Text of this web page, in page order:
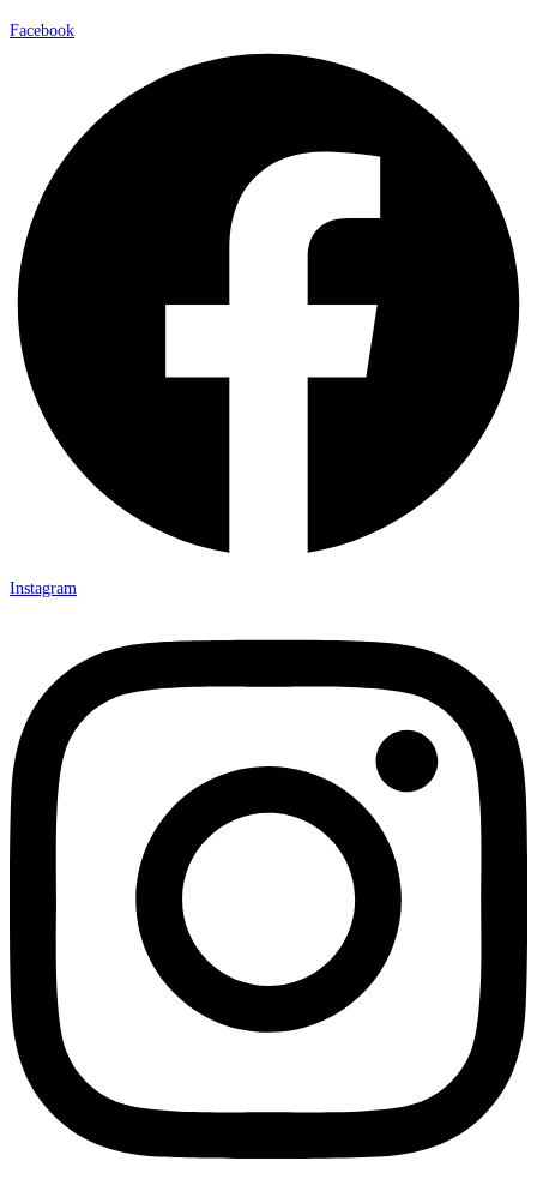
Facebook
Instagram